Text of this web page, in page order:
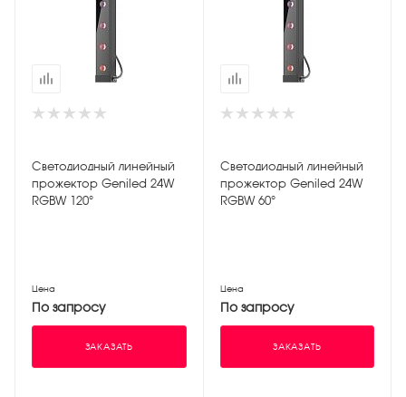
Светодиодный линейный
прожектор Geniled 24W
RGBW 120°
Цена
По запросу
ЗАКАЗАТЬ
Светодиодный линейный
прожектор Geniled 24W
RGBW 60°
Цена
По запросу
ЗАКАЗАТЬ